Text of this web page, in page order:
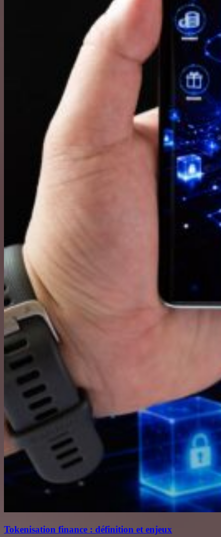
Tokenisation finance : définition et enjeux